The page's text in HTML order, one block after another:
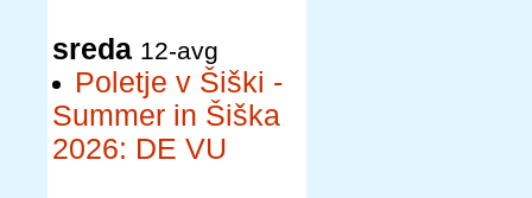
sreda 12-avg
Poletje v Šiški -
Summer in Šiška
2026: DE VU